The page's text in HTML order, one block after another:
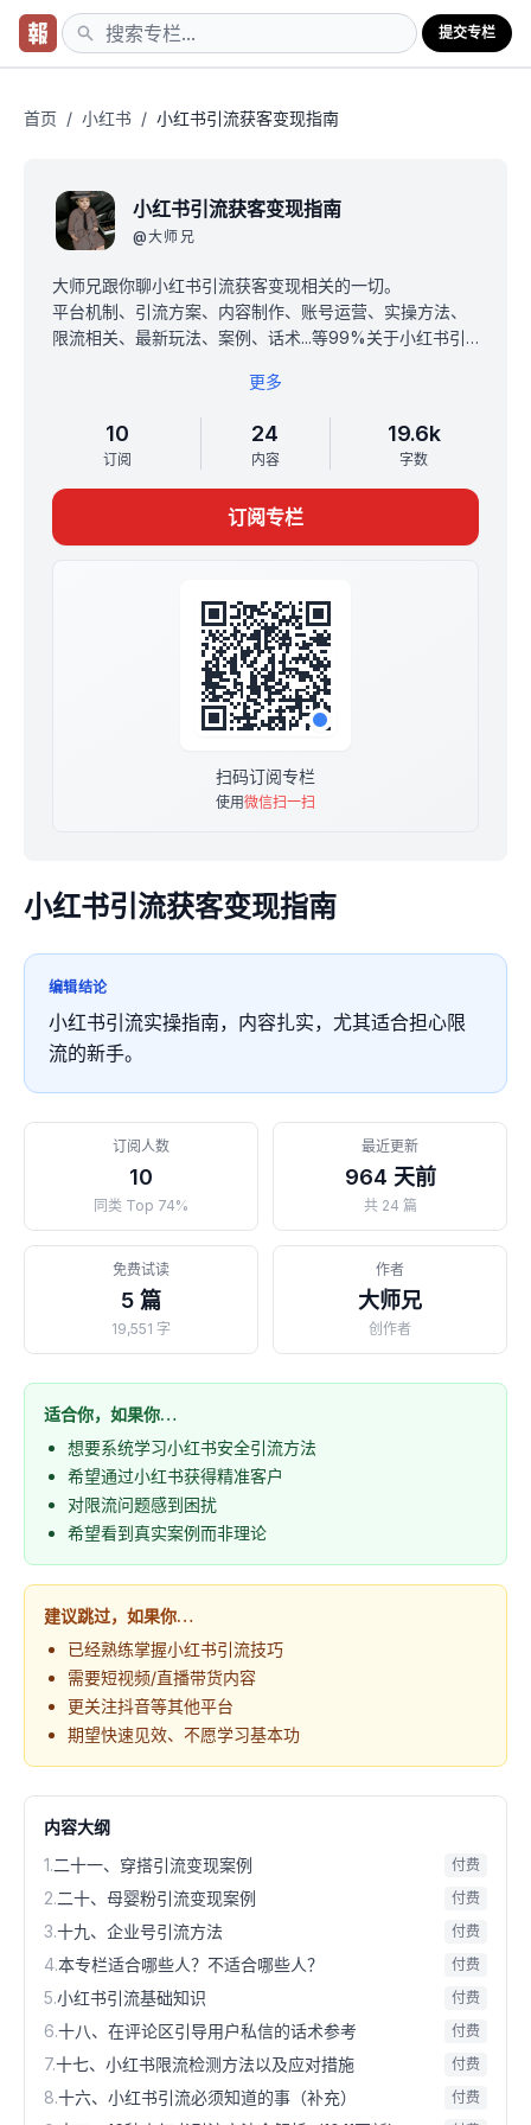
提交专栏
首页 / 小红书 / 小红书引流获客变现指南
小红书引流获客变现指南
@大师兄
大师兄跟你聊小红书引流获客变现相关的一切。
平台机制、引流方案、内容制作、账号运营、实操方法、
限流相关、最新玩法、案例、话术...等99%关于小红书引
原价99，限时特惠39元（一次订阅，永久有效，无需续
费），满10人订阅涨价。
白菜价，随便一个点有效，都能让你多引流成百上千的精
准用户。
订阅前请先看[置顶帖]，免费看3篇引流干货。
更多
10
订阅
24
内容
19.6k
字数
订阅专栏
扫码订阅专栏
使用微信扫一扫
小红书引流获客变现指南
编辑结论
小红书引流实操指南，内容扎实，尤其适合担心限
流的新手。
订阅人数
10
同类 Top 74%
最近更新
964 天前
共 24 篇
免费试读
5 篇
19,551 字
作者
大师兄
创作者
适合你，如果你…
想要系统学习小红书安全引流方法
希望通过小红书获得精准客户
对限流问题感到困扰
希望看到真实案例而非理论
建议跳过，如果你…
已经熟练掌握小红书引流技巧
需要短视频/直播带货内容
更关注抖音等其他平台
期望快速见效、不愿学习基本功
内容大纲
1.二十一、穿搭引流变现案例 付费
2.二十、母婴粉引流变现案例 付费
3.十九、企业号引流方法 付费
4.本专栏适合哪些人？不适合哪些人？ 付费
5.小红书引流基础知识 付费
6.十八、在评论区引导用户私信的话术参考 付费
7.十七、小红书限流检测方法以及应对措施 付费
8.十六、小红书引流必须知道的事（补充） 付费